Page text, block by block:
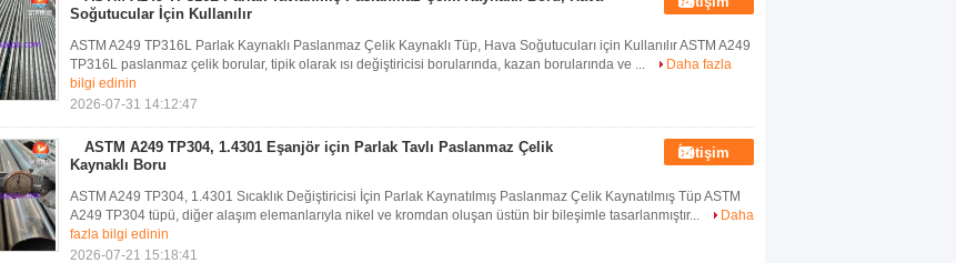
Soğutucular İçin Kullanılır
ASTM A249 TP316L Parlak Kaynaklı Paslanmaz Çelik Kaynaklı Tüp, Hava Soğutucuları için Kullanılır ASTM A249
TP316L paslanmaz çelik borular, tipik olarak ısı değiştiricisi borularında, kazan borularında ve ...
Daha fazla
bilgi edinin
2026-07-31 14:12:47
ASTM A249 TP304, 1.4301 Eşanjör için Parlak Tavlı Paslanmaz Çelik
Kaynaklı Boru
İletişim
ASTM A249 TP304, 1.4301 Sıcaklık Değiştiricisi İçin Parlak Kaynatılmış Paslanmaz Çelik Kaynatılmış Tüp ASTM
A249 TP304 tüpü, diğer alaşım elemanlarıyla nikel ve kromdan oluşan üstün bir bileşimle tasarlanmıştır...
Daha
fazla bilgi edinin
2026-07-21 15:18:41